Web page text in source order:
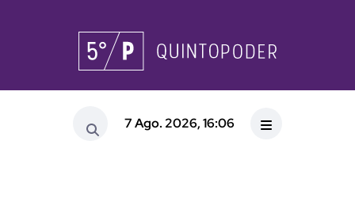
7 Ago. 2026, 16:06